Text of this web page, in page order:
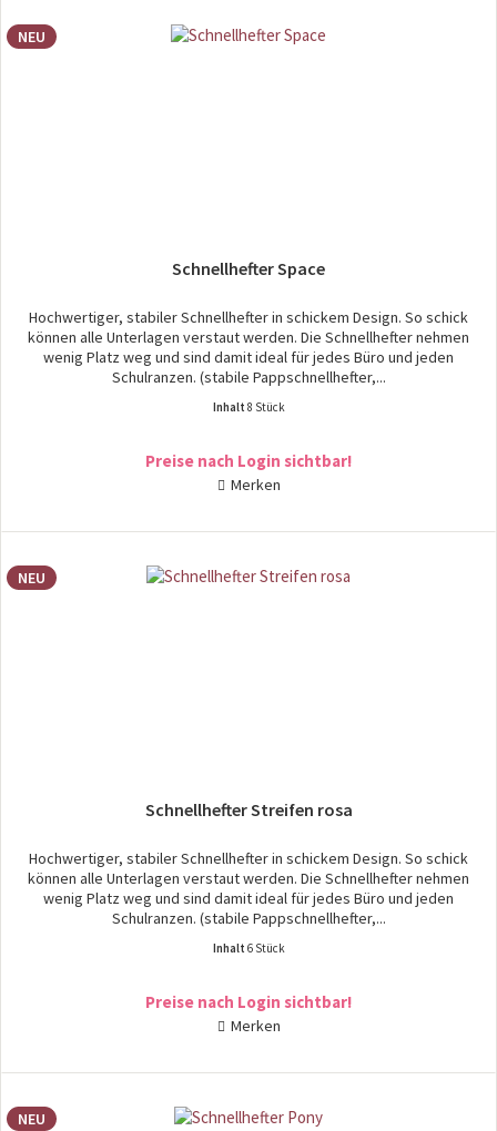
NEU
Schnellhefter Space
Hochwertiger, stabiler Schnellhefter in schickem Design. So schick
können alle Unterlagen verstaut werden. Die Schnellhefter nehmen
wenig Platz weg und sind damit ideal für jedes Büro und jeden
Schulranzen. (stabile Pappschnellhefter,...
Inhalt 8 Stück
Preise nach Login sichtbar!
Merken
NEU
Schnellhefter Streifen rosa
Hochwertiger, stabiler Schnellhefter in schickem Design. So schick
können alle Unterlagen verstaut werden. Die Schnellhefter nehmen
wenig Platz weg und sind damit ideal für jedes Büro und jeden
Schulranzen. (stabile Pappschnellhefter,...
Inhalt 6 Stück
Preise nach Login sichtbar!
Merken
NEU